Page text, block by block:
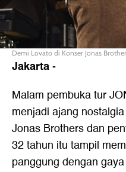
Demi Lovato di Konser Jonas
Jakarta-
Malam pembuka tur
menjadi ajang
Jonas Brothers dan
32 tahun itu tampil
panggung dengan